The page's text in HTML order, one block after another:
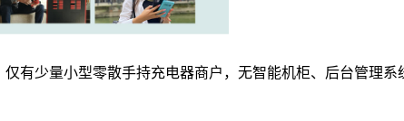
有少量小型零散手持充电器商户，无智能机柜、后台管理